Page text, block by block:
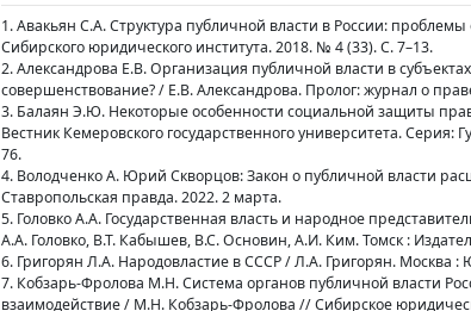
1. Авакьян С.А. Структура публичной власти в России:
Сибирского юридического института. 2018. № 4 (33). С. 7–13.
2. Александрова Е.В. Организация публичной власти в
совершенствование? / Е.В. Александрова. Пролог: журнал о
3. Балаян Э.Ю. Некоторые особенности социальной защиты
Вестник Кемеровского государственного университета.
76.
4. Володченко А. Юрий Скворцов: Закон о публичной власти
Ставропольская правда. 2022. 2 марта.
5. Головко А.А. Государственная власть и народное
А.А. Головко, В.Т. Кабышев, В.С. Основин, А.И. Ким. Томск :
6. Григорян Л.А. Народовластие в СССР / Л.А. Григорян. Москва :
7. Кобзарь-Фролова М.Н. Система органов публичной власти
взаимодействие / М.Н. Кобзарь-Фролова // Сибирское